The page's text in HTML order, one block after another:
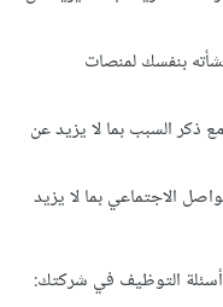
بنفسك لمنصات
ذكر السبب بما لا يزيد عن
الاجتماعي بما لا يزيد
أسئلة التوظيف في شركتك: